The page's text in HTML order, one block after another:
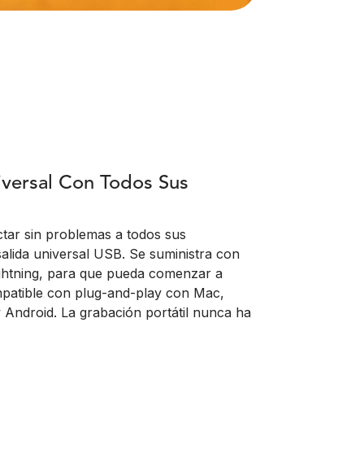
Con Todos Sus
sin problemas a todos sus
universal USB. Se suministra con
para que pueda comenzar a
con plug-and-play con Mac,
Android. La grabación portátil nunca ha